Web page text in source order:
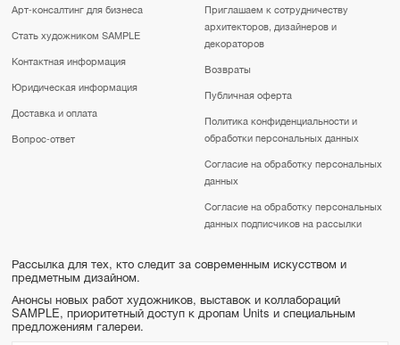
Арт-консалтинг для бизнеса
Стать художником SAMPLE
Контактная информация
Юридическая информация
Доставка и оплата
Вопрос-ответ
Приглашаем к сотрудничеству
архитекторов, дизайнеров и
декораторов
Возвраты
Публичная оферта
Политика конфиденциальности и
обработки персональных данных
Согласие на обработку персональных
данных
Согласие на обработку персональных
данных подписчиков на рассылки
Рассылка для тех, кто следит за современным искусством и
предметным дизайном.
Анонсы новых работ художников, выставок и коллабораций
SAMPLE, приоритетный доступ к дропам Units и специальным
предложениям галереи.